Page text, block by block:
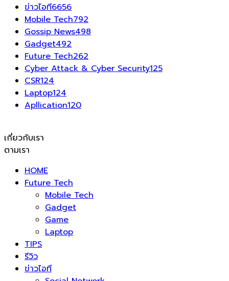
ข่าวไอที6656
Mobile Tech792
Gossip News498
Gadget492
Future Tech262
Cyber Attack & Cyber Security125
CSR124
Laptop124
Apllication120
เกี่ยวกับเรา
ตามเรา
HOME
Future Tech
Mobile Tech
Gadget
Game
Laptop
TIPS
รีวิว
ข่าวไอที